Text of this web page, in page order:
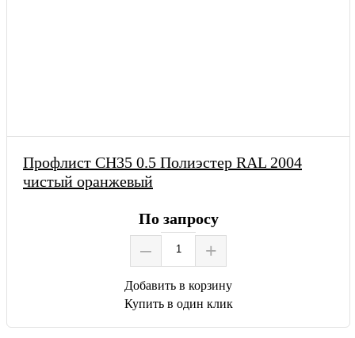
Профлист СН35 0.5 Полиэстер RAL 2004
чистый оранжевый
По запросу
– +
Добавить в корзину
Купить в один клик